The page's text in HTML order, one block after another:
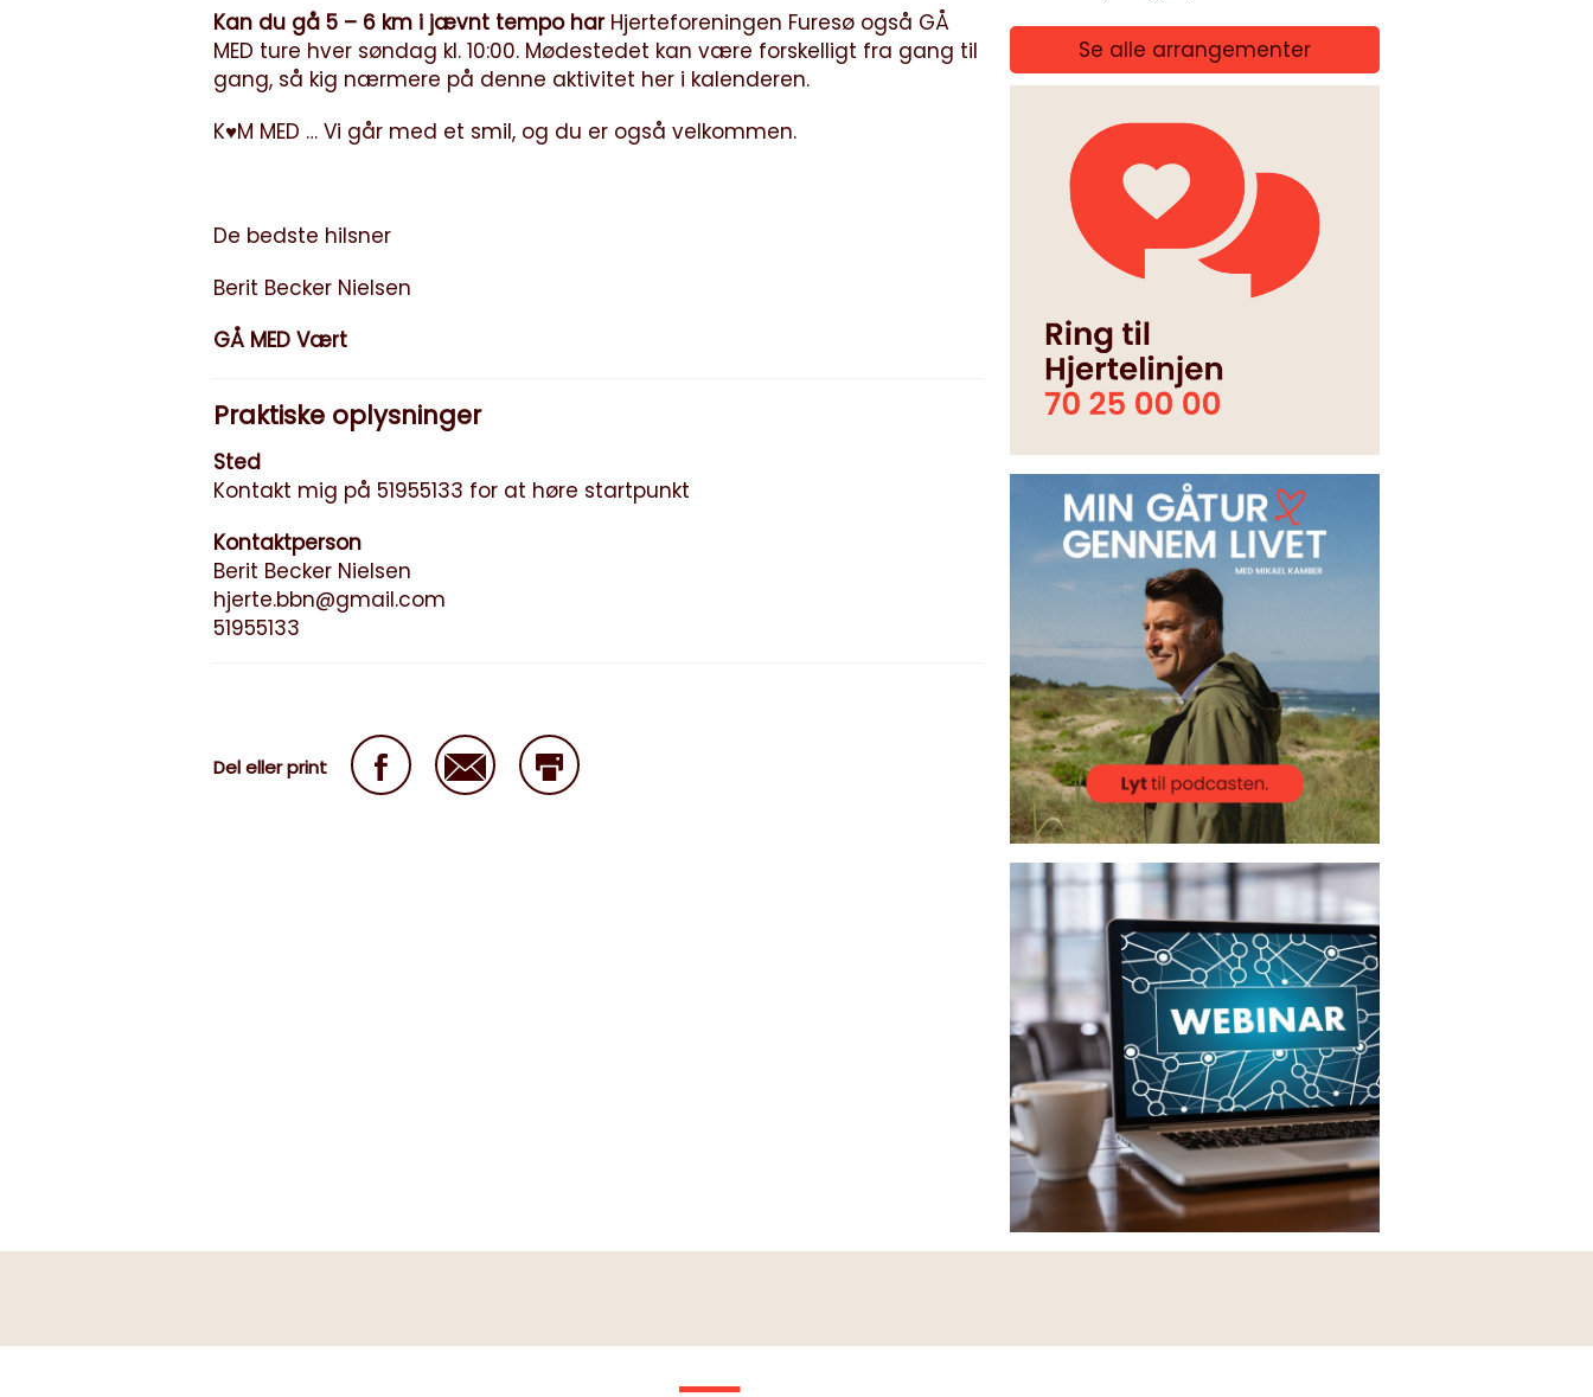
Kan du gå 5 – 6 km i jævnt tempo har Hjerteforeningen Furesø også GÅ
MED ture hver søndag kl. 10:00. Mødestedet kan være forskelligt fra gang til
gang, så kig nærmere på denne aktivitet her i kalenderen.
K♥M MED … Vi går med et smil, og du er også velkommen.
De bedste hilsner
Berit Becker Nielsen
GÅ MED Vært
Praktiske oplysninger
Sted
Kontakt mig på 51955133 for at høre startpunkt
Kontaktperson
Berit Becker Nielsen
hjerte.bbn@gmail.com
51955133
Del eller print
Se alle arrangementer